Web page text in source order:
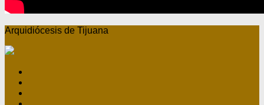
Arquidiócesis de Tijuana